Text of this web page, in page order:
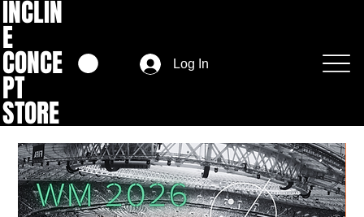
INCLIN
E
CONCE
PT
STORE
Log In